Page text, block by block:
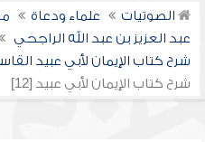
الصوتيات علماء ودعاة
عبد العزيز بن عبد الله الراجحي
شرح كتاب الإيمان لأبي عبيد
شرح كتاب الإيمان لأبي عبيد [12]